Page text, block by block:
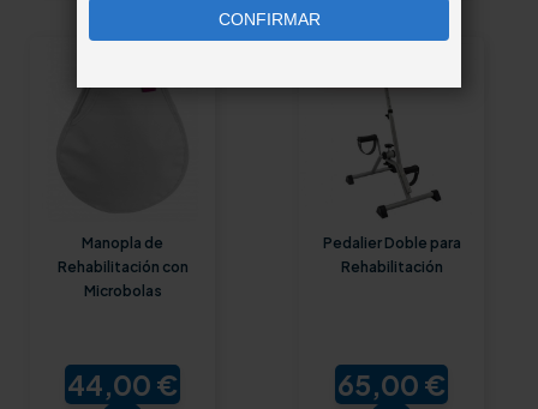
Manopla de
Rehabilitación con
Microbolas
44,00 €
Pedalier Doble para
Rehabilitación
65,00 €